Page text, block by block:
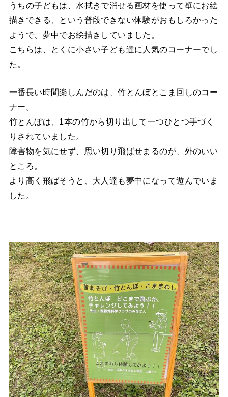
うちの子どもは、水拭きで消せる画材を使って壁にお絵
描きできる、という普段できない体験がおもしろかった
ようで、夢中でお絵描きしていました。
こちらは、とくに小さい子ども達に人気のコーナーでし
た。
一番長い時間楽しんだのは、竹とんぼとこま回しのコー
ナー。
竹とんぼは、1本の竹から切り出して一つひとつ手づく
りされていました。
障害物を気にせず、思い切り飛ばせまるのが、外のいい
ところ。
より高く飛ばそうと、大人達も夢中になって遊んでいま
した。